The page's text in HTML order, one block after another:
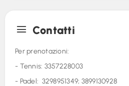
Contatti
Per prenotazioni:
- Tennis: 3357228003
- Padel: 3298951349; 3899130928